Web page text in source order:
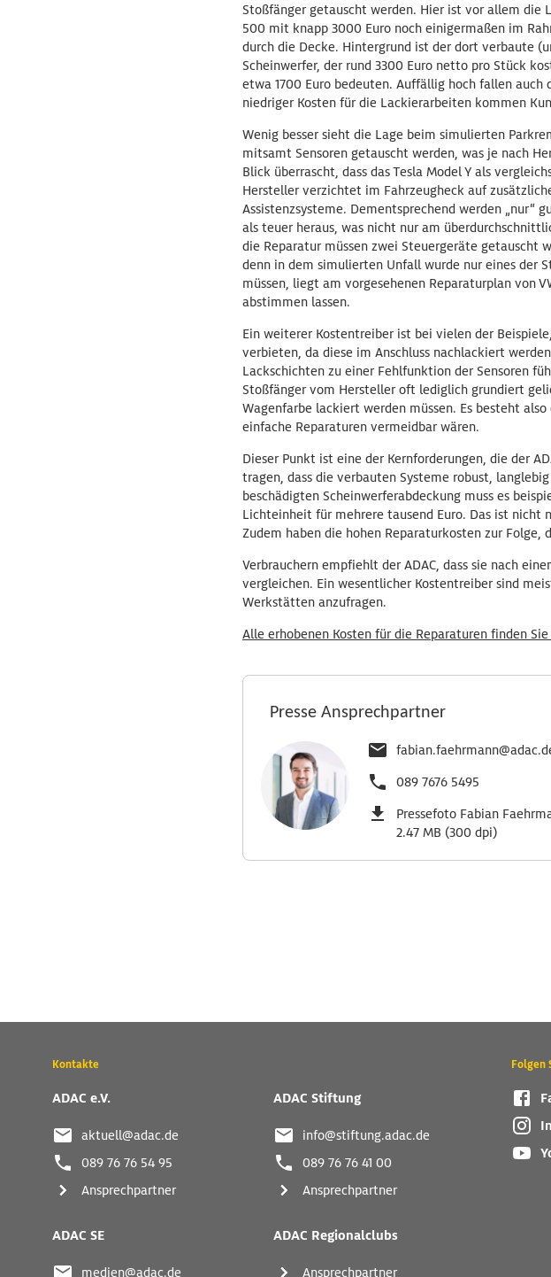
Stoßfänger getauscht werden. Hier ist vor allem die
500 mit knapp 3000 Euro noch einigermaßen im
durch die Decke. Hintergrund ist der dort verbaute
Scheinwerfer, der rund 3300 Euro netto pro Stück
etwa 1700 Euro bedeuten. Auffällig hoch fallen auch
niedriger Kosten für die Lackierarbeiten kommen
Wenig besser sieht die Lage beim simulierten
mitsamt Sensoren getauscht werden, was je nach
Blick überrascht, dass das Tesla Model Y als
Hersteller verzichtet im Fahrzeugheck auf
Assistenzsysteme. Dementsprechend werden „nur“
als teuer heraus, was nicht nur am
die Reparatur müssen zwei Steuergeräte getauscht
denn in dem simulierten Unfall wurde nur eines der
müssen, liegt am vorgesehenen Reparaturplan von
abstimmen lassen.
Ein weiterer Kostentreiber ist bei vielen der
verbieten, da diese im Anschluss nachlackiert
Lackschichten zu einer Fehlfunktion der Sensoren
Stoßfänger vom Hersteller oft lediglich grundiert
Wagenfarbe lackiert werden müssen. Es besteht
einfache Reparaturen vermeidbar wären.
Dieser Punkt ist eine der Kernforderungen, die der
tragen, dass die verbauten Systeme robust,
beschädigten Scheinwerferabdeckung muss es
Lichteinheit für mehrere tausend Euro. Das ist nicht
Zudem haben die hohen Reparaturkosten zur Folge,
Verbrauchern empfiehlt der ADAC, dass sie nach
vergleichen. Ein wesentlicher Kostentreiber sind
Werkstätten anzufragen.
Alle erhobenen Kosten für die Reparaturen finden Sie
Presse Ansprechpartner
089 7676 5495
Pressefoto Fabian
2.47 MB (300 dpi)
Wichtige
und
Links
Kontakte
ADAC e.V.
aktuell@adac.de
089 76 76 54 95
Ansprechpartner
ADAC Stiftung
info@stiftung.adac.de
089 76 76 41 00
Ansprechpartner
ADAC SE
medien@adac.de
ADAC Regionalclubs
Ansprechpartner
Folgen